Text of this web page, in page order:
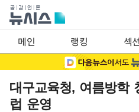
메인 랭킹 섹션
대구교육청, 여름방학
럽 운영